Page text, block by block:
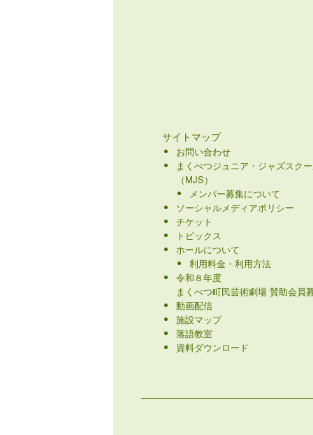
サイトマップ
お問い合わせ
まくべつジュニア・ジャズスク
（MJS）
メンバー募集について
ソーシャルメディアポリシー
チケット
トピックス
ホールについて
利用料金・利用方法
令和８年度
まくべつ町民芸術劇場 賛助会員
動画配信
施設マップ
落語教室
資料ダウンロード